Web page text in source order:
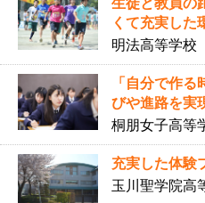
くて充実した
明法高等学校
「自分で作
びや進路を実
桐朋女子高等
充実した体験
玉川聖学院高